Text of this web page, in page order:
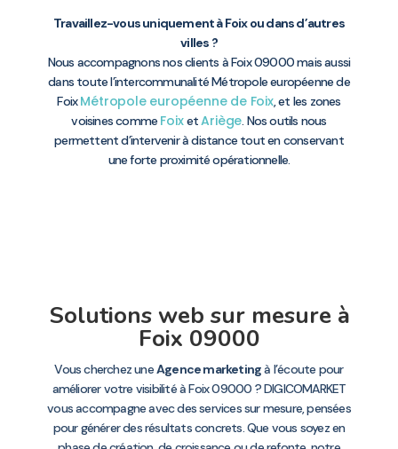
Travaillez-vous uniquement à Foix ou dans d’autres
villes ?
Nous accompagnons nos clients à Foix 09000 mais aussi
dans toute l’intercommunalité Métropole européenne de
FoixMétropole européenne de Foix, et les zones
voisines comme FoixetAriège. Nos outils nous
permettent d’intervenir à distance tout en conservant
une forte proximité opérationnelle.
Solutions web sur mesure à
Foix 09000
Vous cherchez uneAgence marketingà l’écoute pour
améliorer votre visibilité à Foix 09000 ? DIGICOMARKET
vous accompagne avec des services sur mesure, pensées
pour générer des résultats concrets. Que vous soyez en